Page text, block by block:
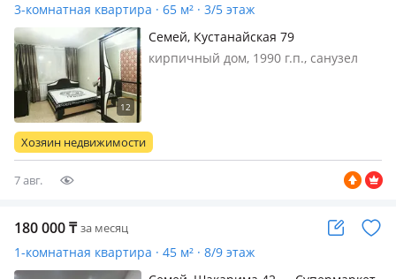
3-комнатная квартира · 65 м² · 3/5 этаж
Семей, Кустанайская 79
кирпичный дом, 1990 г.п., санузел
Рядом:стоянка, ЦОН, школы и тд. Дом
очень теплый, горячая вода круглый
Хозяин недвижимости
7 авг.
180 000₸ за месяц
1-комнатная квартира · 45 м² · 8/9 этаж